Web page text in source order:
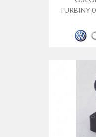
TURBINY